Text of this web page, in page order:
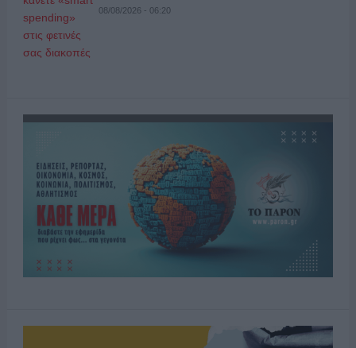
08/08/2026 - 06:20